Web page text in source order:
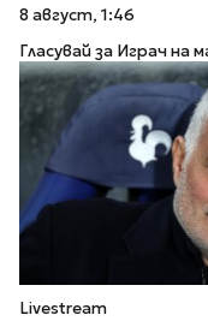
8 август, 1:46
Гласувай за Играч
Livestream